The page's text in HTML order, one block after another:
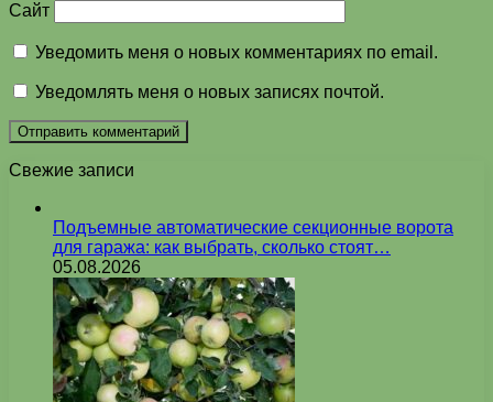
Сайт
Уведомить меня о новых комментариях по email.
Уведомлять меня о новых записях почтой.
Свежие записи
Подъемные автоматические секционные ворота
для гаража: как выбрать, сколько стоят…
05.08.2026